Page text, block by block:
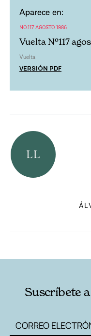
Aparece en:
NO.117 AGOSTO 1986
Vuelta Nº117
Vuelta
VERSIÓN PDF
Suscríbete